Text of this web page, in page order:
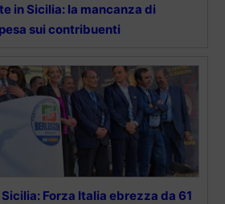
in Sicilia: la mancanza di
sui contribuenti
Sicilia: Forza Italia ebrezza da 61